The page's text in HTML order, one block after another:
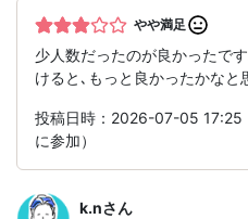
やや満足
少人数だったのが良かったで
けると､もっと良かったかなと
投稿日時：2026-07-05 17:25
に参加）
k.nさん